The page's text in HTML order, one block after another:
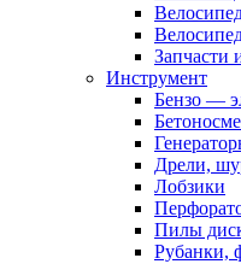
Запчасти
Инструмент
Бензо —
Дрели,
Лобзики
Пилы
Рубанки,